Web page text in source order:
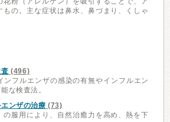
もの。主な症状は鼻水、鼻づまり、くしゃ
(496)
ンフルエンザの感染の有無やインフルエン
な検査法。
ンザの治療 (73)
の服用により、自然治癒力を高め、熱を下